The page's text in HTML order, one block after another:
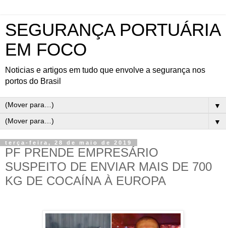
SEGURANÇA PORTUÁRIA
EM FOCO
Noticias e artigos em tudo que envolve a segurança nos
portos do Brasil
▼
▼
terça-feira, 28 de maio de 2019
PF PRENDE EMPRESÁRIO
SUSPEITO DE ENVIAR MAIS DE 700
KG DE COCAÍNA À EUROPA